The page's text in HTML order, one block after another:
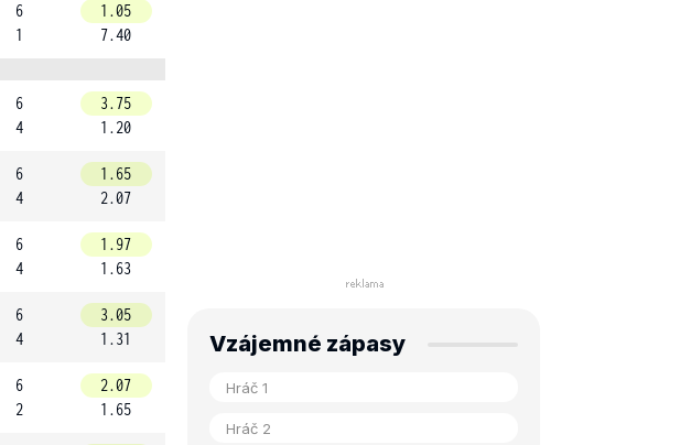
6
1
1.05
7.40
6
4
3.75
1.20
6
4
1.65
2.07
6
4
1.97
1.63
6
4
3.05
1.31
6
2
2.07
1.65
Vzájemné zápasy